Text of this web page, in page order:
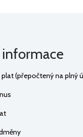
(přepočtený na plný